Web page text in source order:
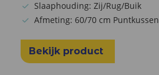
Slaaphouding: Zij/Rug/Buik
Afmeting: 60/70 cm Puntkussen
Bekijk product